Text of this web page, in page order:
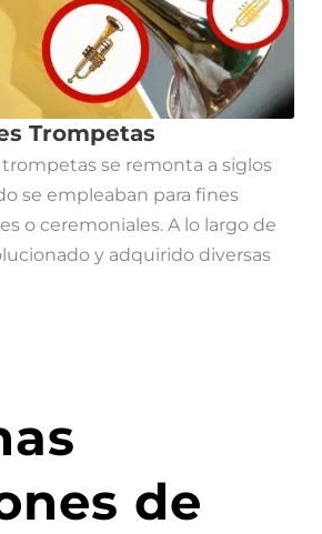
Trompetas
trompetas se remonta a siglos
se empleaban para fines
o ceremoniales. A lo largo de
y adquirido diversas
de